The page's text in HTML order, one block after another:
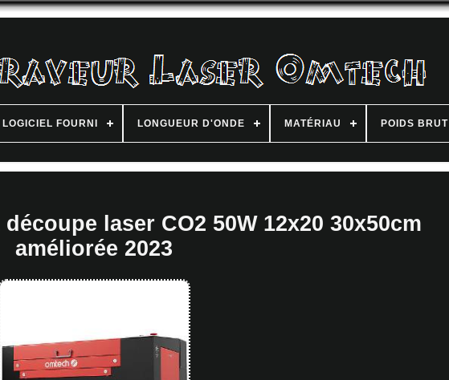
LOGICIEL FOURNI LONGUEUR D'ONDE MATÉRIAU POIDS BRUT
laser CO2 50W 12x20 30x50cm
améliorée 2023